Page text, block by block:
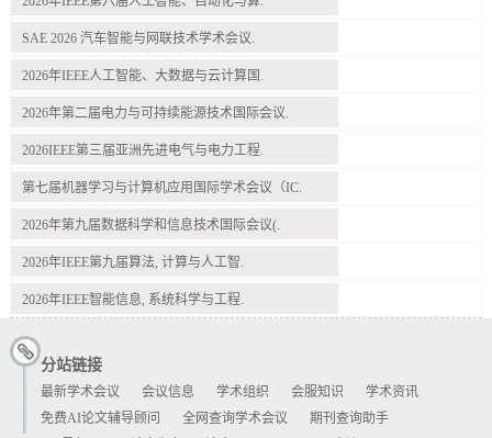
SAE 2026 汽车智能与网联技术学术会议.
2026年IEEE人工智能、大数据与云计算国.
2026年第二届电力与可持续能源技术国际会议.
2026IEEE第三届亚洲先进电气与电力工程.
第七届机器学习与计算机应用国际学术会议（IC.
2026年第九届数据科学和信息技术国际会议(.
2026年IEEE第九届算法, 计算与人工智.
2026年IEEE智能信息, 系统科学与工程.
分站链接
最新学术会议 会议信息 学术组织 会服知识
学术资讯
免费AI论文辅导顾问
全网查询学术会议
期刊查询助手